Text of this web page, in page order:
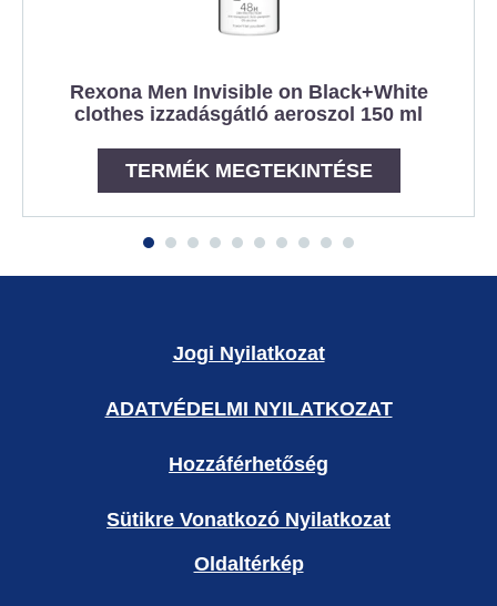
Rexona Men Invisible on Black+White
clothes izzadásgátló aeroszol 150 ml
TERMÉK MEGTEKINTÉSE
Jogi Nyilatkozat
ADATVÉDELMI NYILATKOZAT
Hozzáférhetőség
Sütikre Vonatkozó Nyilatkozat
Oldaltérkép